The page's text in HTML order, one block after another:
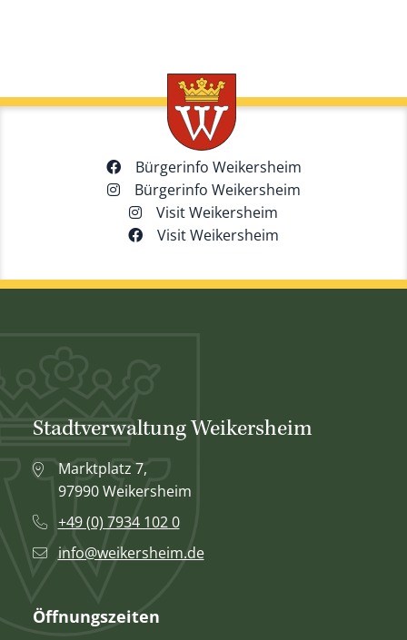
Bürgerinfo Weikersheim
Bürgerinfo Weikersheim
Visit Weikersheim
Visit Weikersheim
Stadtverwaltung Weikersheim
Marktplatz 7,
97990 Weikersheim
+49 (0) 7934 102 0
info@weikersheim.de
Öffnungszeiten